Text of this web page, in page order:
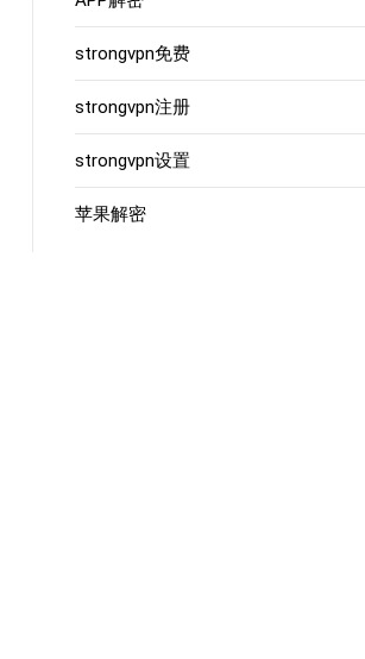
strongvpn免费
strongvpn注册
strongvpn设置
苹果解密